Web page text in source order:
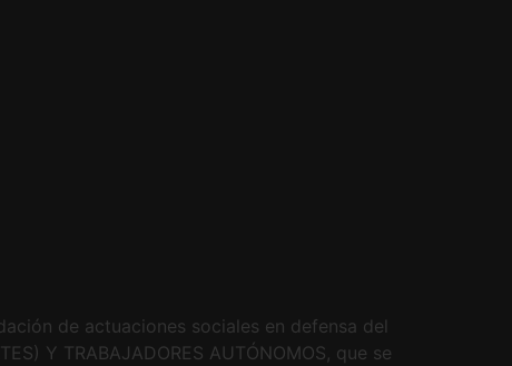
de actuaciones sociales en defensa del
Y TRABAJADORES AUTÓNOMOS, que se